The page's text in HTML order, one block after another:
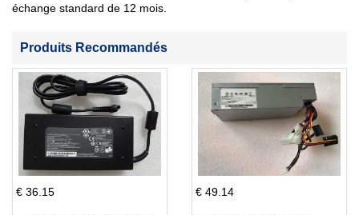
échange standard de 12 mois.
Produits Recommandés
€ 36.15 € 49.14